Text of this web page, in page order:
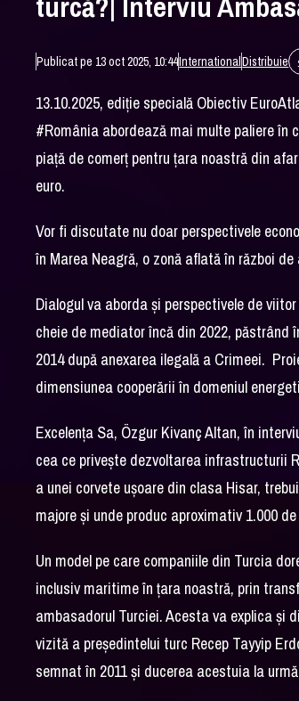
Publicat pe 13 oct 2025, 10:44InternationalDistribuie
13.10.2025, ediție specială Obiectiv
#România abordează mai multe paliere în
piață de comerț pentru țara noastră din
euro.
Vor fi discutate nu doar perspectivele
în Marea Neagră, o zonă aflată în război
Dialogul va aborda și perspectivele de
cheie de mediator încă din 2022,
2014 după anexarea ilegală a Crimeei.
dimensiunea cooperării în domeniul
Excelența Sa, Özgur Kivanç Altan, în
cea ce privește dezvoltarea infrastructurii
a unei corvete ușoare din clasa Hisar,
majore și unde produc aproximativ 1.000
Un model pe care companiile din Turcia
inclusiv maritime în țara noastră, prin
ambasadorul Turciei. Acesta va explica și
vizită a președintelui turc Recep Tayyip
semnat în 2011 și ducerea acestuia la